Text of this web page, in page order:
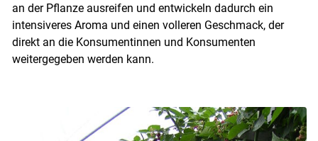
an der Pflanze ausreifen und entwickeln dadurch ein
intensiveres Aroma und einen volleren Geschmack, der
direkt an die Konsumentinnen und Konsumenten
weitergegeben werden kann.